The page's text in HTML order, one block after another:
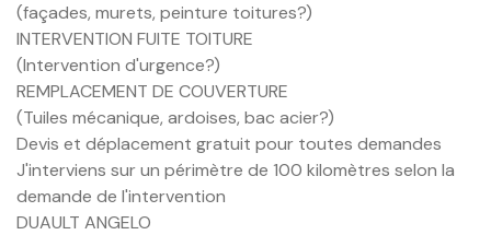
(façades, murets, peinture toitures?)
INTERVENTION FUITE TOITURE
(Intervention d'urgence?)
REMPLACEMENT DE COUVERTURE
(Tuiles mécanique, ardoises, bac acier?)
Devis et déplacement gratuit pour toutes demandes
J'interviens sur un périmètre de 100 kilomètres selon la
demande de l'intervention
DUAULT ANGELO